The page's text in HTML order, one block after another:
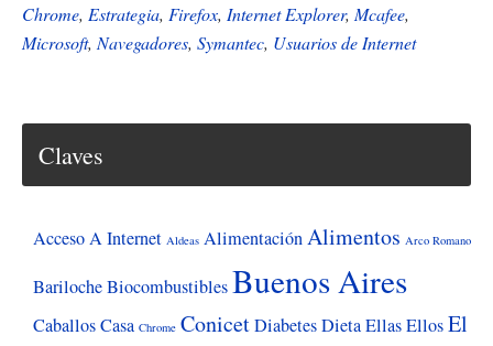
lanzará
un
gratuito
Chrome, Estrategia, Firefox, Internet Explorer, Mcafee,
Microsoft, Navegadores, Symantec, Usuarios de Internet
Claves
Acceso A Internet Aldeas AlimentaciónAlimentos Arco Romano
BarilocheBiocombustiblesBuenos Aires
CaballosCasa Chrome ConicetDiabetesDietaEllasEllosEl